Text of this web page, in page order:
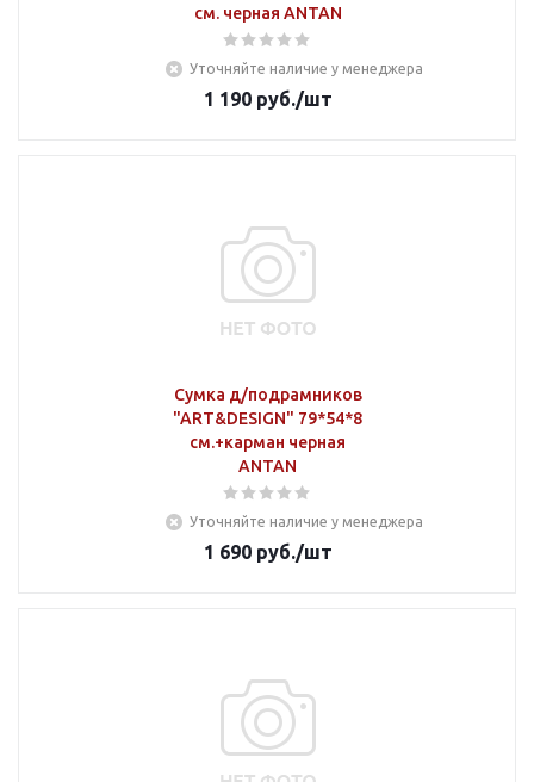
см. черная ANTAN
Уточняйте наличие у менеджера
1 190руб./шт
Сумка д/подрамников
"ART&DESIGN" 79*54*8
см.+карман черная
ANTAN
Уточняйте наличие у менеджера
1 690руб./шт